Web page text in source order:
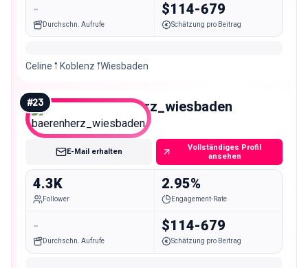
-
Durchschn. Aufrufe
$114-679
Schätzung pro Beitrag
Celine 𖡡 Koblenz 𖡡Wiesbaden
#23 baerenherz_wiesbaden
Nano
E-Mail erhalten
Vollständiges Profil
ansehen
4.3K
Follower
2.95%
Engagement-Rate
-
Durchschn. Aufrufe
$114-679
Schätzung pro Beitrag